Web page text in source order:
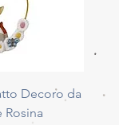
Decoro da
Rosina